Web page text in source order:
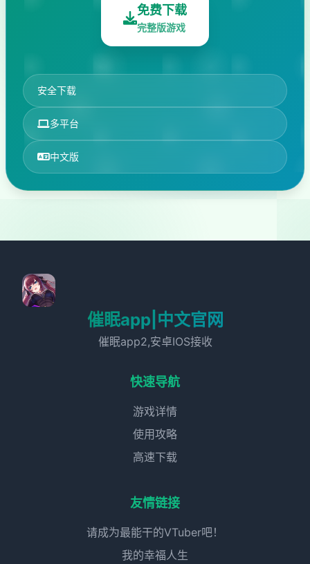
免费下载
完整版游戏
安全下载
多平台
中文版
催眠app|中文官网
催眠app2,安卓IOS接收
快速导航
游戏详情
使用攻略
高速下载
友情链接
请成为最能干的VTuber吧！
我的幸福人生